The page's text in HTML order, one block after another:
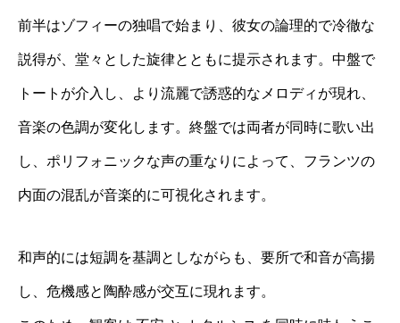
前半はゾフィーの独唱で始まり、彼女の論理的で冷徹な
説得が、堂々とした旋律とともに提示されます。中盤で
トートが介入し、より流麗で誘惑的なメロディが現れ、
音楽の色調が変化します。終盤では両者が同時に歌い出
し、ポリフォニックな声の重なりによって、フランツの
内面の混乱が音楽的に可視化されます。
和声的には短調を基調としながらも、要所で和音が高揚
し、危機感と陶酔感が交互に現れます。